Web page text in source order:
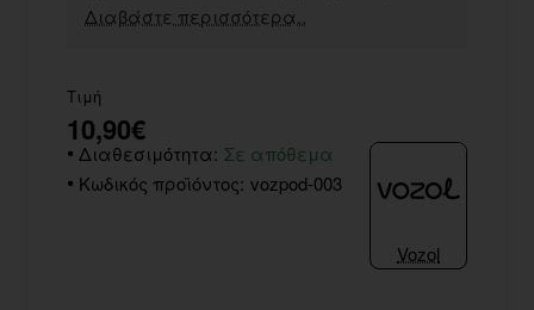
Διαβάστε περισσότερα..
Τιμή
10,90€
Διαθεσιμότητα: Σε απόθεμα
Κωδικός προϊόντος: vozpod-003
Vozol